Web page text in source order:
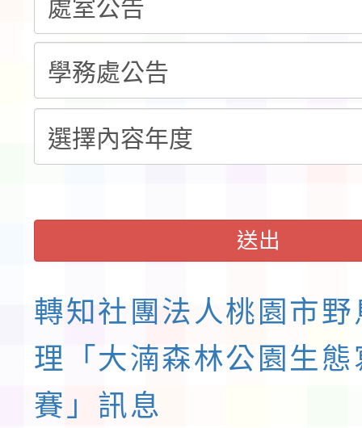
程安排一案
「桃園市補助參觀特色
展演活動實施計畫」
請一案
送出
轉知社團法人桃園市
理「大湳森林公園生態
賽」訊息